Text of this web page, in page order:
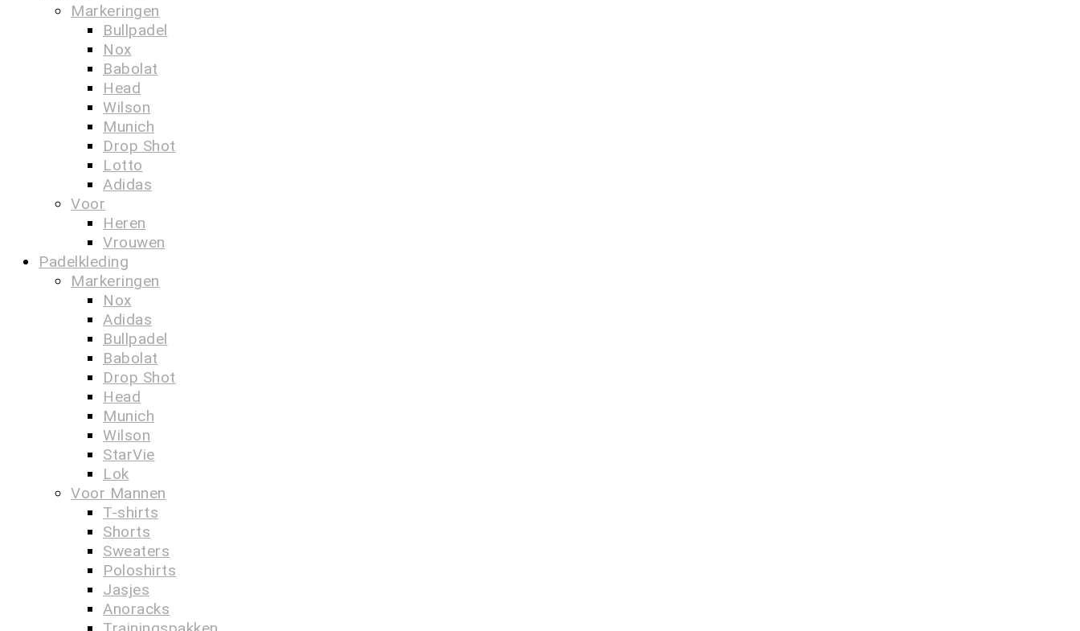
Markeringen
Bullpadel
Nox
Babolat
Head
Wilson
Munich
Drop Shot
Lotto
Adidas
Voor
Heren
Vrouwen
Padelkleding
Markeringen
Nox
Adidas
Bullpadel
Babolat
Drop Shot
Head
Munich
Wilson
StarVie
Lok
Voor Mannen
T-shirts
Shorts
Sweaters
Poloshirts
Jasjes
Anoracks